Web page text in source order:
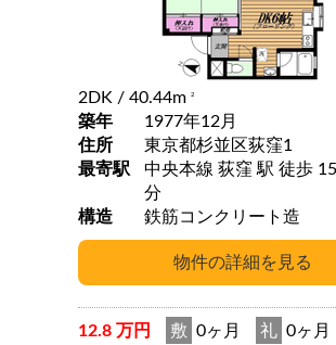
2DK / 40.44m 2
築年
1977年12月
住所
東京都杉並区荻窪1
最寄駅
中央本線 荻窪 駅 徒歩 15
分
構造
鉄筋コンクリート造
12.8 万円 敷 0ヶ月 礼 0ヶ月